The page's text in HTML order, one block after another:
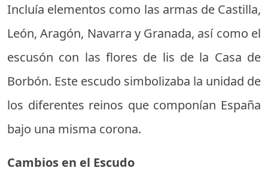
Incluía elementos como las armas de Castilla,
León, Aragón, Navarra y Granada, así como el
escusón con las flores de lis de la Casa de
Borbón. Este escudo simbolizaba la unidad de
los diferentes reinos que componían España
bajo una misma corona.
Cambios en el Escudo